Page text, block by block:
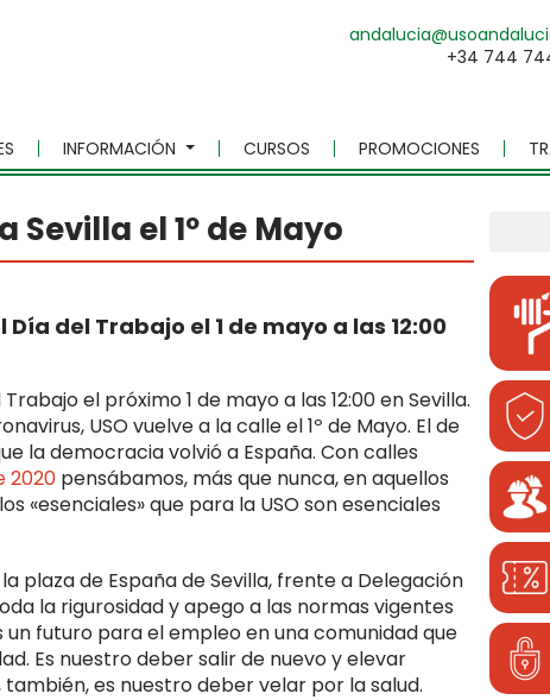
+34 744
INFORMACIÓN CURSOS PROMOCIONES
Sevilla el 1º de Mayo
del Trabajo el 1 de mayo a las 12:00
el próximo 1 de mayo a las 12:00 en Sevilla.
USO vuelve a la calle el 1º de Mayo. El de
la democracia volvió a España. Con calles
2020 pensábamos, más que nunca, en aquellos
«esenciales» que para la USO son esenciales
plaza de España de Sevilla, frente a Delegación
la rigurosidad y apego a las normas vigentes
futuro para el empleo en una comunidad que
Es nuestro deber salir de nuevo y elevar
también, es nuestro deber velar por la salud.